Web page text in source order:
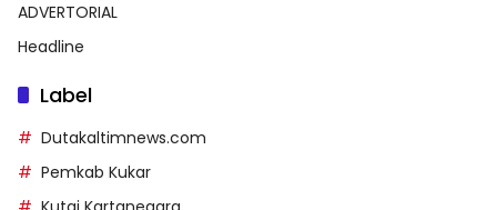
ADVERTORIAL
Headline
Label
Dutakaltimnews.com
Pemkab Kukar